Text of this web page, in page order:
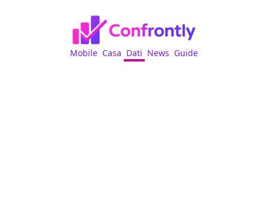
Mobile Casa Dati News Guide